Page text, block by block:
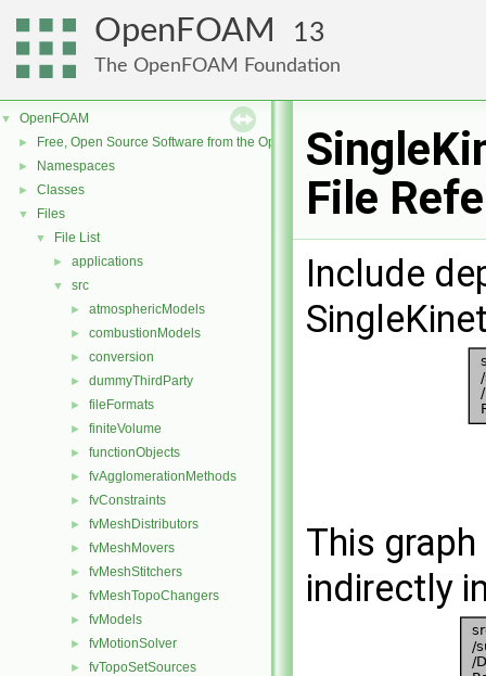
OpenFOAM 13
The OpenFOAM Foundation
▼ OpenFOAM
► Free, Open Source Software from the OpenFOAM Foundation
► Namespaces
► Classes
▼ Files
▼ File List
► applications
▼ src
► atmosphericModels
► combustionModels
► conversion
► dummyThirdParty
► fileFormats
► finiteVolume
► functionObjects
► fvAgglomerationMethods
► fvConstraints
► fvMeshDistributors
► fvMeshMovers
► fvMeshStitchers
► fvMeshTopoChangers
► fvModels
► fvMotionSolver
► fvTopoSetSources
File
Include
This
indirectly